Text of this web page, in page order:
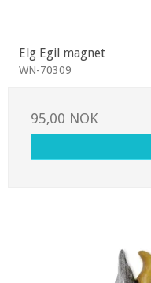
Elg Egil magnet
WN-70309
95,00 NOK